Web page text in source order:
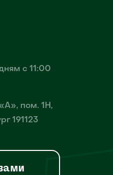
с 11:00
пом. 1Н,
191123